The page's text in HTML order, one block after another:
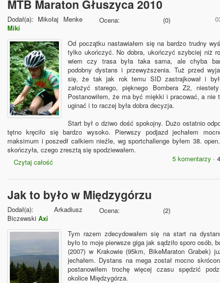
MTB Maraton Głuszyca 2010
Dodał(a): Mikołaj Menke
Miki
Ocena: (0)
Od początku nastawiałem się na bardzo trudny
tylko ukończyć. No dobra, ukończyć szybciej niż
wiem czy trasa była taka sama, ale chyba
podobny dystans i przewyższenia. Tuż przed
się, że tak jak rok temu SID zastrajkował i
założyć starego, pięknego Bombera Z2,
Postanowiłem, że ma być miękki i pracować, a nie
uginać i to raczej była dobra decyzja.
Start był o dziwo dość spokojny. Dużo ostatnio
tętno kręciło się bardzo wysoko. Pierwszy podjazd jechałem
maksimum i poszedł całkiem nieźle, wg sportchallenge byłem 38.
skończyła, czego zresztą się spodziewałem.
Czytaj całość
5 komentarzy ·
Jak to było w Międzygórzu
Dodał(a): Arkadiusz
Biczewski Axi
Ocena: (2)
Tym razem zdecydowałem się na start na
było to moje pierwsze giga jak sądziło sporo osób,
(2007) w Krakowie (95km, BikeMaraton Grabek)
jechałem. Dystans na mega został mocno
postanowiłem trochę więcej czasu spędzić
okolice Międzygórza.